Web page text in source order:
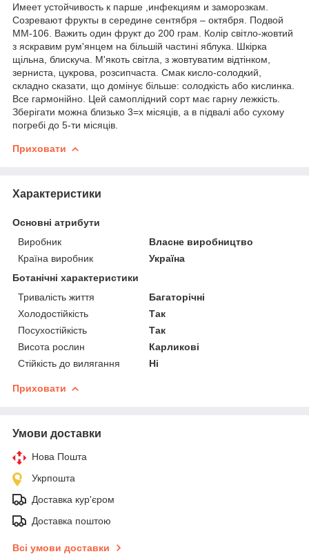
Имеет устойчивость к парше ,инфекциям и заморозкам.
Созревают фрукты в середине сентября – октября. Подвой
ММ-106. Важить один фрукт до 200 грам. Колір світло-жовтий
з яскравим рум'янцем на більшій частині яблука. Шкірка
щільна, блискуча. М'якоть світла, з жовтуватим відтінком,
зерниста, цукрова, розсипчаста. Смак кисло-солодкий,
складно сказати, що домінує більше: солодкість або кислинка.
Все гармонійно. Цей самоплідний сорт має гарну лежкість.
Зберігати можна близько 3=х місяців, а в підвалі або сухому
погребі до 5-ти місяців.
Приховати
Характеристики
Основні атрибути
Виробник
Власне виробництво
Країна виробник
Україна
Ботанічні характеристики
Тривалість життя
Багаторічні
Холодостійкість
Так
Посухостійкість
Так
Висота рослин
Карликові
Стійкість до вилягання
Ні
Приховати
Умови доставки
Нова Пошта
Укрпошта
Доставка кур'єром
Доставка поштою
Всі умови доставки